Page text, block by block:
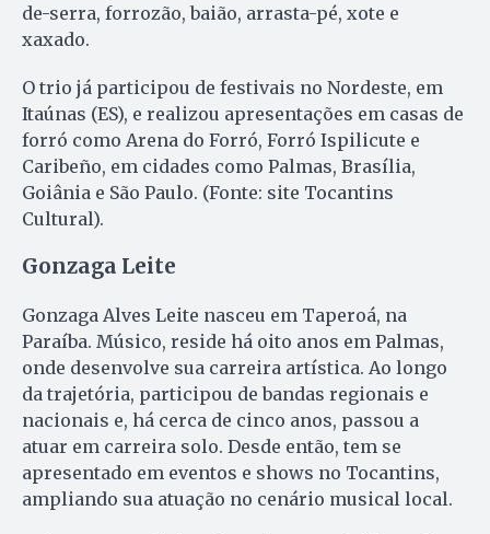
de-serra, forrozão, baião, arrasta-pé, xote e
xaxado.
O trio já participou de festivais no Nordeste, em
Itaúnas (ES), e realizou apresentações em casas de
forró como Arena do Forró, Forró Ispilicute e
Caribeño, em cidades como Palmas, Brasília,
Goiânia e São Paulo. (Fonte: site Tocantins
Cultural).
Gonzaga Leite
Gonzaga Alves Leite nasceu em Taperoá, na
Paraíba. Músico, reside há oito anos em Palmas,
onde desenvolve sua carreira artística. Ao longo
da trajetória, participou de bandas regionais e
nacionais e, há cerca de cinco anos, passou a
atuar em carreira solo. Desde então, tem se
apresentado em eventos e shows no Tocantins,
ampliando sua atuação no cenário musical local.